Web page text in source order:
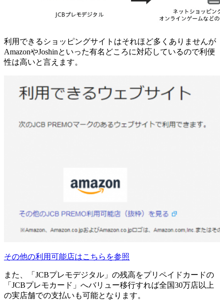
利用できるショッピングサイトはそれほど多くありませんが
AmazonやJoshinといった有名どころに対応しているので利便
性は高いと言えます。
その他の利用可能店はこちらを参照
また、「JCBプレモデジタル」の残高をプリペイドカードの
「JCBプレモカード」へバリュー移行すれば全国30万店以上
の実店舗での支払いも可能となります。